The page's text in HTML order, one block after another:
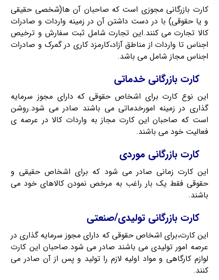
کارت بازرگانی مجوزی است که صاحبان آن ها(شخصی حقیقی
و یا حقوقی) با در دست داشتن آن در زمینه واردات و صادرات
کالا تجارت می کنند.این تجارت شامل ثبت سفارش و ترخیص
اجناس تا واردات از مناطق آزاد،کارمزد کاری در گمرک و صادرات
اجناس مجاز شامل می باشد.
کارت بازرگانی خدماتی
این نوع کارت برای اشخاص حقوقی که دارای مجوز سرمایه
گذاری در زمینه امورخدماتی می باشند صادر می شود.روشن
است که صاحبان این کارت مجاز به واردات کالا در عرصه ی
فعالیت خود می باشند.
کارت بازرگانی موردی
این کارت زمانی صادر می شود که برای اشخاص حقیقی و
حقوقی فقط یک بار راغب به مرخص نمودن کالاهای خود می
باشند.
کارت بازرگانی تولیدی/صنعتی
این کارت،برای اشخاص حقوقی که دارای مجوز سرمایه گذاری در
عرصه امور تولیدی می باشند صادر می شود.صاحبان این کارت
لوازم کارگاهی و مواد اولیه لازم را تولید و پس از آن صادر می
کنند.